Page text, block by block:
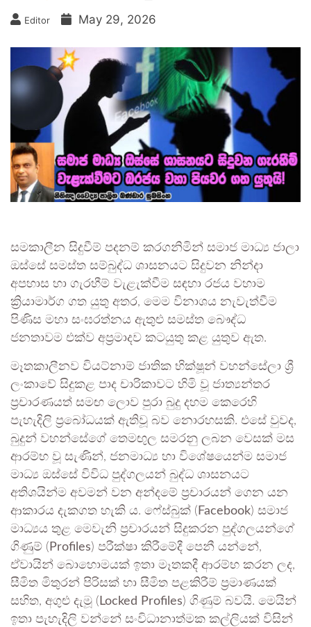
Editor May 29, 2026
සමකාලීන සිදුවීම් පදනම් කරගනිමින් සමාජ මාධ්‍ය ජාලා
ඔස්සේ සමස්ත සම්බුද්ධ ශාසනයට සිදුවන නින්දා
අපහාස හා ගැරහීම් වැළැක්වීම සඳහා රජය වහාම
ක්‍රියාමාර්ග ගත යුතු අතර, මෙම විනාශය නැවැත්වීම
පිණිස මහා සංඝරත්නය ඇතුළු සමස්ත බෞද්ධ
ජනතාවම එක්ව අප්‍රමාදව කටයුතු කළ යුතුව ඇත.
මෑතකාලීනව වියට්නාම් ජාතික භික්ෂූන් වහන්සේලා ශ්‍රී
ලංකාවේ සිදුකළ පාද චාරිකාවට හිමි වූ ජාත්‍යන්තර
ප්‍රචාරණයත් සමඟ ලොව පුරා බුදු දහම කෙරෙහි
පැහැදිලි ප්‍රබෝධයක් ඇතිවූ බව නොරහසකි. එසේ වුවද,
බුදුන් වහන්සේගේ තෙමඟුල සමරනු ලබන වෙසක් මස
ආරම්භ වූ සැණින්, ජනමාධ්‍ය හා විශේෂයෙන්ම සමාජ
මාධ්‍ය ඔස්සේ විවිධ පුද්ගලයන් බුද්ධ ශාසනයට
අතිශයින්ම අවමන් වන අන්දමේ ප්‍රචාරයන් ගෙන යන
ආකාරය දැකගත හැකි ය. ෆේස්බුක් ( Facebook) සමාජ
මාධ්‍යය තුළ මෙවැනි ප්‍රචාරයන් සිදුකරන පුද්ගලයන්ගේ
ගිණුම් ( Profiles) පරීක්ෂා කිරීමේදී පෙනී යන්නේ,
ඒවායින් බොහොමයක් ඉතා මෑතකදී ආරම්භ කරන ලද,
සීමිත මිතුරන් පිරිසක් හා සීමිත පළකිරීම් ප්‍රමාණයක්
සහිත, අගුළු දැමූ ( Locked Profiles) ගිණුම් බවයි. මෙයින්
ඉතා පැහැදිලි වන්නේ සංවිධානාත්මක කල්ලියක් විසින්